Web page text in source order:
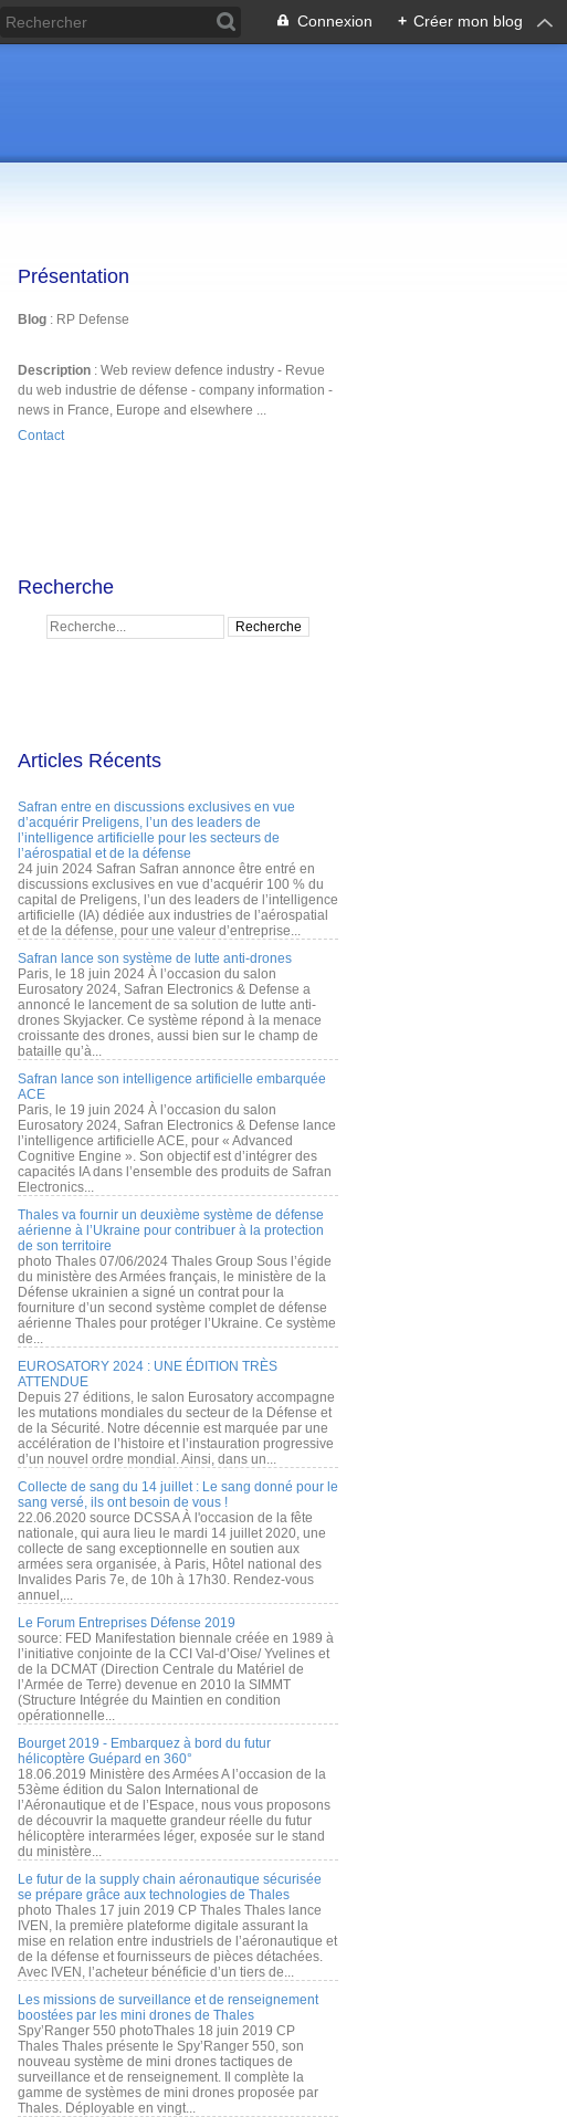
Connexion + Créer mon blog
Présentation
Blog : RP Defense
Description : Web review defence industry - Revue
du web industrie de défense - company information -
news in France, Europe and elsewhere ...
Contact
Recherche
Articles Récents
Safran entre en discussions exclusives en vue
d’acquérir Preligens, l’un des leaders de
l’intelligence artificielle pour les secteurs de
l’aérospatial et de la défense
24 juin 2024 Safran Safran annonce être entré en
discussions exclusives en vue d’acquérir 100 % du
capital de Preligens, l’un des leaders de l’intelligence
artificielle (IA) dédiée aux industries de l’aérospatial
et de la défense, pour une valeur d’entreprise...
Safran lance son système de lutte anti-drones
Paris, le 18 juin 2024 À l’occasion du salon
Eurosatory 2024, Safran Electronics & Defense a
annoncé le lancement de sa solution de lutte anti-
drones Skyjacker. Ce système répond à la menace
croissante des drones, aussi bien sur le champ de
bataille qu’à...
Safran lance son intelligence artificielle embarquée
ACE
Paris, le 19 juin 2024 À l’occasion du salon
Eurosatory 2024, Safran Electronics & Defense lance
l’intelligence artificielle ACE, pour « Advanced
Cognitive Engine ». Son objectif est d’intégrer des
capacités IA dans l’ensemble des produits de Safran
Electronics...
Thales va fournir un deuxième système de défense
aérienne à l’Ukraine pour contribuer à la protection
de son territoire
photo Thales 07/06/2024 Thales Group Sous l’égide
du ministère des Armées français, le ministère de la
Défense ukrainien a signé un contrat pour la
fourniture d’un second système complet de défense
aérienne Thales pour protéger l’Ukraine. Ce système
de...
EUROSATORY 2024 : UNE ÉDITION TRÈS
ATTENDUE
Depuis 27 éditions, le salon Eurosatory accompagne
les mutations mondiales du secteur de la Défense et
de la Sécurité. Notre décennie est marquée par une
accélération de l’histoire et l’instauration progressive
d’un nouvel ordre mondial. Ainsi, dans un...
Collecte de sang du 14 juillet : Le sang donné pour le
sang versé, ils ont besoin de vous !
22.06.2020 source DCSSA À l'occasion de la fête
nationale, qui aura lieu le mardi 14 juillet 2020, une
collecte de sang exceptionnelle en soutien aux
armées sera organisée, à Paris, Hôtel national des
Invalides Paris 7e, de 10h à 17h30. Rendez-vous
annuel,...
Le Forum Entreprises Défense 2019
source: FED Manifestation biennale créée en 1989 à
l’initiative conjointe de la CCI Val-d’Oise/ Yvelines et
de la DCMAT (Direction Centrale du Matériel de
l’Armée de Terre) devenue en 2010 la SIMMT
(Structure Intégrée du Maintien en condition
opérationnelle...
Bourget 2019 - Embarquez à bord du futur
hélicoptère Guépard en 360°
18.06.2019 Ministère des Armées A l’occasion de la
53ème édition du Salon International de
l’Aéronautique et de l’Espace, nous vous proposons
de découvrir la maquette grandeur réelle du futur
hélicoptère interarmées léger, exposée sur le stand
du ministère...
Le futur de la supply chain aéronautique sécurisée
se prépare grâce aux technologies de Thales
photo Thales 17 juin 2019 CP Thales Thales lance
IVEN, la première plateforme digitale assurant la
mise en relation entre industriels de l’aéronautique et
de la défense et fournisseurs de pièces détachées.
Avec IVEN, l’acheteur bénéficie d’un tiers de...
Les missions de surveillance et de renseignement
boostées par les mini drones de Thales
Spy’Ranger 550 photoThales 18 juin 2019 CP
Thales Thales présente le Spy’Ranger 550, son
nouveau système de mini drones tactiques de
surveillance et de renseignement. Il complète la
gamme de systèmes de mini drones proposée par
Thales. Déployable en vingt...